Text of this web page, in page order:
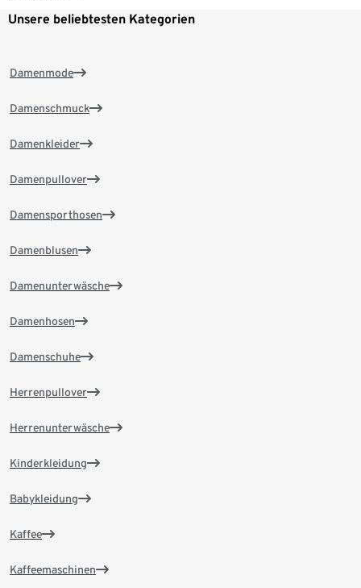
Unsere beliebtesten Kategorien
Damenmode
Damenschmuck
Damenkleider
Damenpullover
Damensporthosen
Damenblusen
Damenunterwäsche
Damenhosen
Damenschuhe
Herrenpullover
Herrenunterwäsche
Kinderkleidung
Babykleidung
Kaffee
Kaffeemaschinen